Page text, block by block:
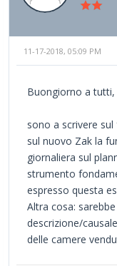
11-17-2018, 05:09 PM
Buongiorno a tutti,
sono a scrivere
sul nuovo Zak la
giornaliera sul
strumento
espresso questa
Altra cosa:
descrizione/
delle camere